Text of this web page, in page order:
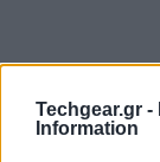
Techgear.gr -
Information